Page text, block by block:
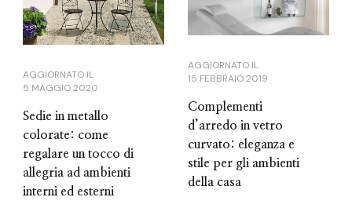
AGGIORNATO IL
5 MAGGIO 2020
Sedie in metallo
colorate: come
regalare un tocco di
allegria ad ambienti
interni ed esterni
AGGIORNATO IL
15 FEBBRAIO 2019
Complementi
d’arredo in vetro
curvato: eleganza e
stile per gli ambienti
della casa